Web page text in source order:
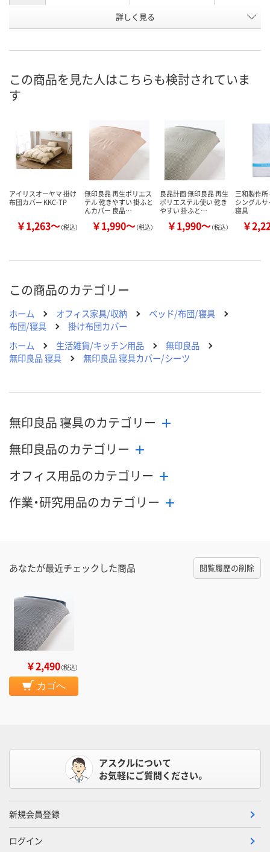
ブラウンチェック グリーンチ
号
お届け日
カゴへ カゴへ
お取り扱い
詳しく見る
この商品を見た人はこちらも検討されていま
す
アイリスオーヤマ 掛け
布団カバー KKC-TP
￥1,263～（税込）
無印良品 再生ポリエス
テル 乾きやすい 掛ふと
んカバー 良品…
￥1,990～（税込）
良品計画 無印良品 再生
ポリエステル使い 乾き
やすい 掛ふと…
￥1,990～（税込）
三和製作
シングル
寝具
￥
この商品のカテゴリー
ホーム オフィス家具/収納
ベッド/布団/寝具
布団/寝具
掛け布団カバー
ホーム
生活雑貨/キッチン用品
無印良品
無印良品 寝具
無印良品 寝具カバー/シーツ
無印良品 寝具のカテゴリー
無印良品のカテゴリー
オフィス用品のカテゴリー
作業・研究用品のカテゴリー
あなたが最近チェックした商品 閲覧履歴の削除
￥2,490（税込）
カゴへ
アスクルについて
お気軽にご質問ください。
新規会員登録
ログイン